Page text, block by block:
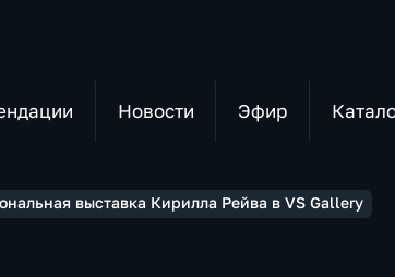
Новости Эфир
выставка Кирилла Рейва в VS Gallery